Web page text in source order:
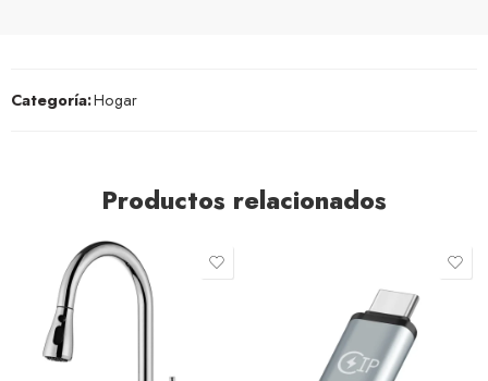
Categoría:Hogar
Productos relacionados